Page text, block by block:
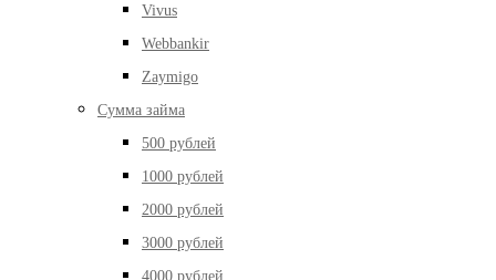
Vivus
Webbankir
Zaymigo
Сумма займа
500 рублей
1000 рублей
2000 рублей
3000 рублей
4000 рублей